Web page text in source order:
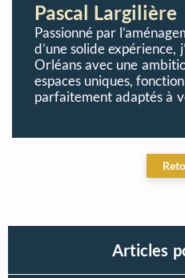
Pascal Largilière
Passionné par
d’une solide expérience,
Orléans avec une
espaces uniques,
parfaitement adaptés à
Articles